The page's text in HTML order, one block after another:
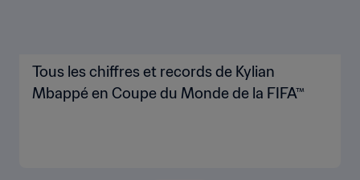
Tous les chiffres et records de Kylian
Mbappé en Coupe du Monde de la FIFA™